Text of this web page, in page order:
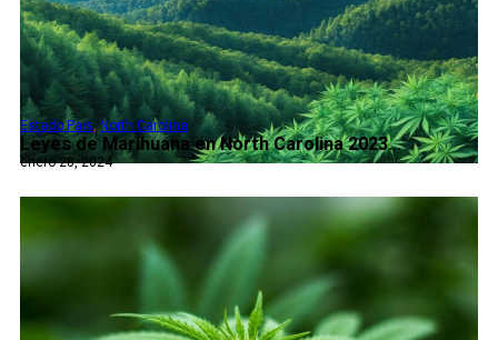
Leyes de Marihuana en North Carolina 2023...
Estado Pais,North Carolina
enero 28, 2024